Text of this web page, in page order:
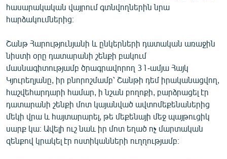
հասարակական վայրում գտնվողներին նրա
հարձակումներից։
Շանթ Հարությունյանի և ընկերների դատական առաջին
նիստի օրը դատարանի շենքի բակում
մասնագիտությամբ ծրագրավորող 31-ամյա Հայկ
Կյուրեղյանը, իր բնորոշմամբ՝ Շանթի դեմ իրականացվող,
հաշվեհարդարի համար, ի նշան բողոքի, բարձրացել էր
դատարանի շենքի մոտ կայանված ավտոմեքենաներից
մեկի վրա և հայտարարել, թե մեքենայի մեջ պայթուցիկ
սարք կա։ Ավելի ուշ նաև իր մոտ եղած ոչ մարտական
զենքով կրակել էր ոստիկանների ուղղությամբ։